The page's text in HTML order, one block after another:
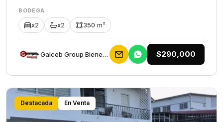
BODEGA
x2 x2 350 m²
Galceb Group Bienes Raices $290,000
Destacada En Venta